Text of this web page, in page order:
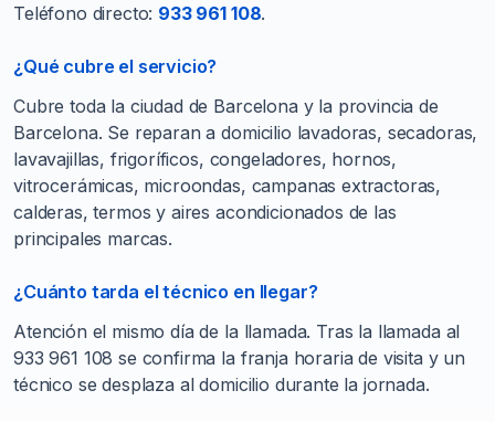
Teléfono directo: 933 961 108.
¿Qué cubre el servicio?
Cubre toda la ciudad de Barcelona y la provincia de
Barcelona. Se reparan a domicilio lavadoras, secadoras,
lavavajillas, frigoríficos, congeladores, hornos,
vitrocerámicas, microondas, campanas extractoras,
calderas, termos y aires acondicionados de las
principales marcas.
¿Cuánto tarda el técnico en llegar?
Atención el mismo día de la llamada. Tras la llamada al
933 961 108 se confirma la franja horaria de visita y un
técnico se desplaza al domicilio durante la jornada.